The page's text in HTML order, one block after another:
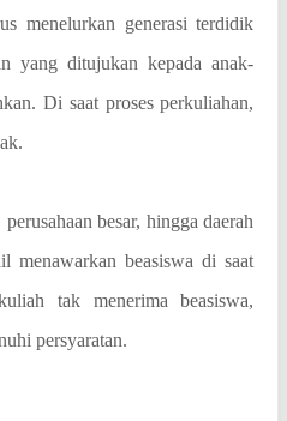
menelurkan generasi terdidik
yang ditujukan kepada anak-
Di saat proses perkuliahan,
besar, hingga daerah
menawarkan beasiswa di saat
tak menerima beasiswa,
persyaratan.